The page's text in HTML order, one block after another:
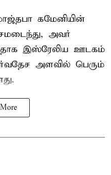
கமேனியின்
அவர்
இஸ்ரேலிய ஊடகம்
அளவில் பெரும்